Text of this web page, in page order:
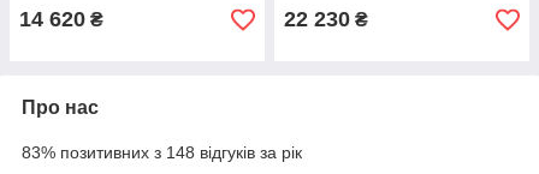
14 620 ₴ 22 230 ₴
Про нас
83% позитивних з 148 відгуків за рік